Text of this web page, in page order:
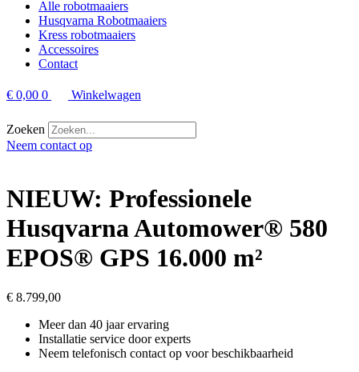
Alle robotmaaiers
Husqvarna Robotmaaiers
Kress robotmaaiers
Accessoires
Contact
€ 0,00 0 Winkelwagen
Zoeken
Neem contact op
NIEUW: Professionele
Husqvarna Automower® 580
EPOS® GPS 16.000 m²
€ 8.799,00
Meer dan 40 jaar ervaring
Installatie service door experts
Neem telefonisch contact op voor beschikbaarheid